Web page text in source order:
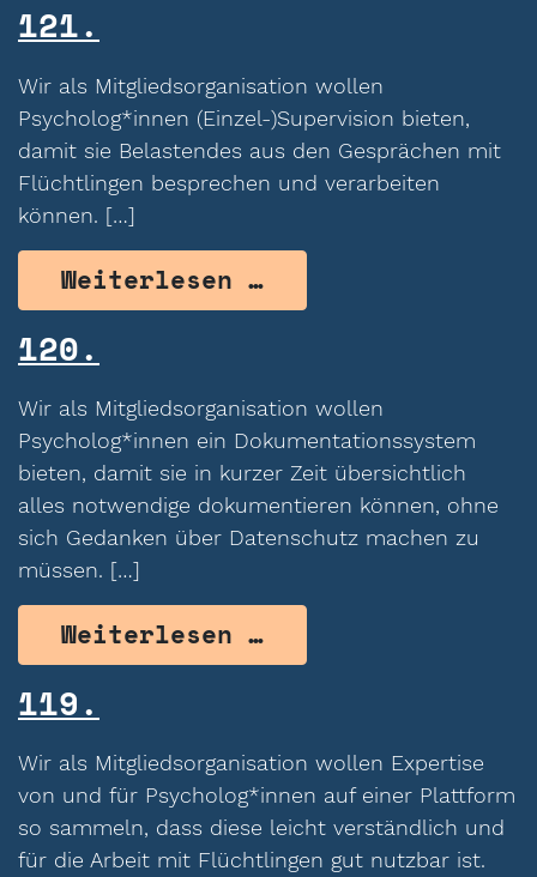
121.
Wir als Mitgliedsorganisation wollen
Psycholog*innen (Einzel-)Supervision bieten,
damit sie Belastendes aus den Gesprächen mit
Flüchtlingen besprechen und verarbeiten
können. […]
Weiterlesen …from 121.
120.
Wir als Mitgliedsorganisation wollen
Psycholog*innen ein Dokumentationssystem
bieten, damit sie in kurzer Zeit übersichtlich
alles notwendige dokumentieren können, ohne
sich Gedanken über Datenschutz machen zu
müssen. […]
Weiterlesen …from 120.
119.
Wir als Mitgliedsorganisation wollen Expertise
von und für Psycholog*innen auf einer Plattform
so sammeln, dass diese leicht verständlich und
für die Arbeit mit Flüchtlingen gut nutzbar ist.